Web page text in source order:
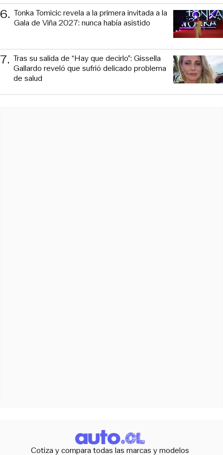
6. Tonka Tomicic revela a la primera invitada a la
Gala de Viña 2027: nunca había asistido
7. Tras su salida de “Hay que decirlo”: Gissella
Gallardo reveló que sufrió delicado problema
de salud
Cotiza y compara todas las marcas y modelos